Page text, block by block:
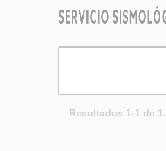
Resultados 1-1 de 1.